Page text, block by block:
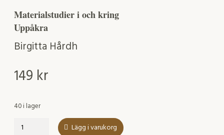
Materialstudier i och kring
Uppåkra
Birgitta Hårdh
149 kr
40 i lager
Fler
Lägg i varukorg